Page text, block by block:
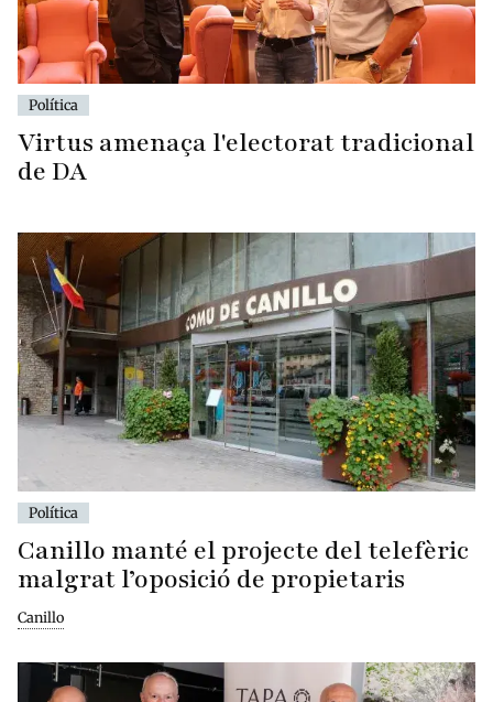
Política
Virtus amenaça l'electorat tradicional
de DA
Política
Canillo manté el projecte del telefèric
malgrat l’oposició de propietaris
Canillo